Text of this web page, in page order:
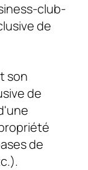
club-
de
son
de
de